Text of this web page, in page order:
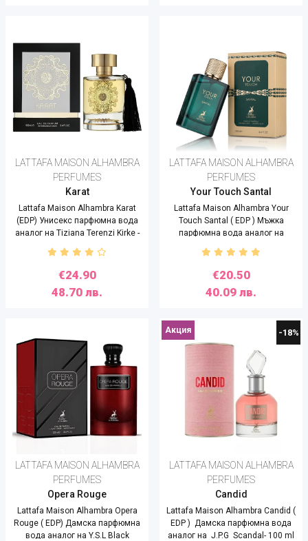
LATTAFA MAISON ALHAMBRA
PERFUMES
Karat
Lattafa Maison Alhambra Karat
(EDP) Унисекс парфюмна вода
аналог на Tiziana Terenzi Kirke -
100 ml
€24.90
48.70 лв.
LATTAFA MAISON ALHAMBRA
PERFUMES
Your Touch Santal
Lattafa Maison Alhambra Your
Touch Santal ( EDP ) Мъжка
парфюмна вода аналог на
G.Armani Stronger With You
Sandalwood- 100 ml
€20.50
40.09 лв.
LATTAFA MAISON ALHAMBRA
PERFUMES
Opera Rouge
Lattafa Maison Alhambra Opera
Rouge ( EDP) Дамска парфюмна
вода аналог на Y.S.L Black
-18%
Акция
LATTAFA MAISON ALHAMBRA
PERFUMES
Candid
Lattafa Maison Alhambra Candid (
EDP ) Дамска парфюмна вода
аналог на J.P.G Scandal- 100 ml